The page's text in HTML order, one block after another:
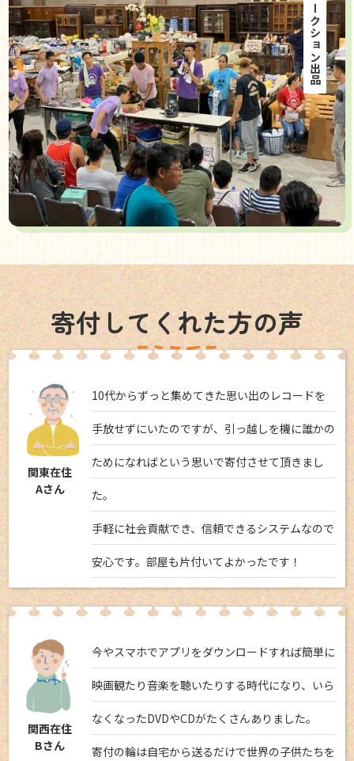
海外オークション出品
寄付してくれた方の声
関東在住
Aさん
10代からずっと集めてきた思い出のレコードを
手放せずにいたのですが、引っ越しを機に誰かの
ためになればという思いで寄付させて頂きまし
た。
手軽に社会貢献でき、信頼できるシステムなので
安心です。部屋も片付いてよかったです！
関西在住
Bさん
今やスマホでアプリをダウンロードすれば簡単に
映画観たり音楽を聴いたりする時代になり、いら
なくなったDVDやCDがたくさんありました。
寄付の輪は自宅から送るだけで世界の子供たちを